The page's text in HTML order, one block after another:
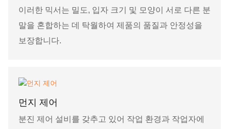
이러한 믹서는 밀도, 입자 크기 및 모양이 서로 다른 분
말을 혼합하는 데 탁월하여 제품의 품질과 안정성을
보장합니다.
먼지 제어
분진 제어 설비를 갖추고 있어 작업 환경과 작업자에